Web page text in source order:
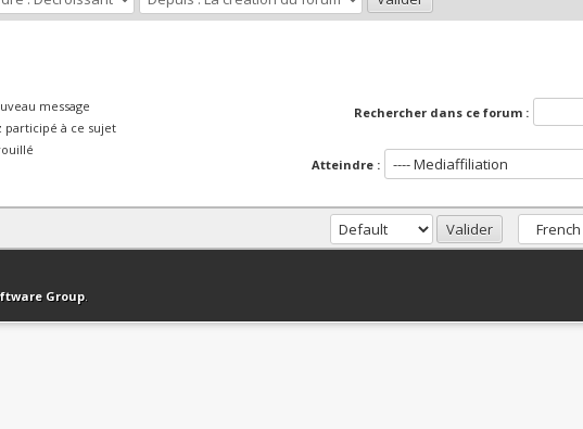
message
participé à ce sujet
Rechercher dans ce forum :
Atteindre :
haut Version bas-débit (Archivé) Syndication RSS
Group.